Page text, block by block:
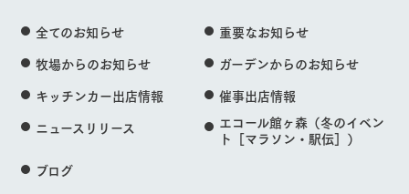
全てのお知らせ
重要なお知らせ
牧場からのお知らせ
ガーデンからのお知らせ
キッチンカー出店情報
催事出店情報
ニュースリリース
エコール館ヶ森（冬のイベン
ト［マラソン・駅伝］）
ブログ